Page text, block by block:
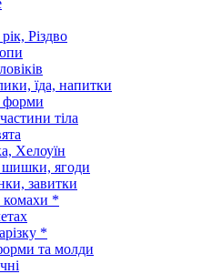
Різдво
їда, напитки
форми
тіла
Хелоуїн
шишки, ягоди
завитки
*
*
та молди